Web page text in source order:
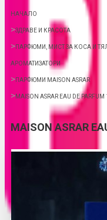
НАЧАЛО
ЗДРАВЕ И КРАСОТА
ПАРФЮМИ, МИСТ ЗА КОСА И
АРОМАТИЗАТОРИ
ПАРФЮМИ MAISON ASRAR
MAISON ASRAR EAU DE
MAISON ASRAR